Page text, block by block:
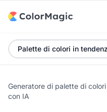
Palette di colori in
Generatore di palette di colori
con IA